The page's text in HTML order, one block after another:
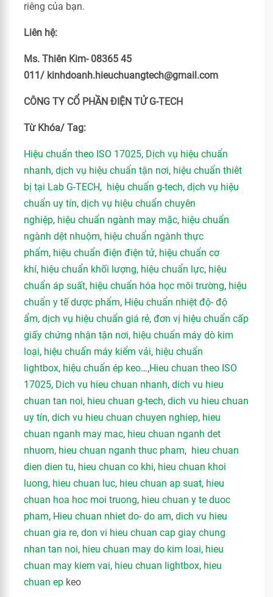
riêng của bạn.
Liên hệ:
Ms. Thiên Kim- 08365 45
011/ kinhdoanh.hieuchuangtech@gmail.com
CÔNG TY CỔ PHẦN ĐIỆN TỬ G-TECH
Từ Khóa/ Tag:
Hiệu chuẩn theo ISO 17025, Dịch vụ hiệu chuẩn
nhanh, dịch vụ hiệu chuẩn tận nơi, hiệu chuẩn thiêt
bị tại Lab G-TECH, hiệu chuẩn g-tech, dịch vụ hiệu
chuẩn uy tín, dịch vụ hiệu chuẩn chuyên
nghiệp, hiệu chuẩn ngành may mặc, hiệu chuẩn
ngành dệt nhuộm, hiệu chuẩn ngành thực
phẩm, hiệu chuẩn điện điện tử, hiệu chuẩn cơ
khí, hiệu chuẩn khối lượng, hiệu chuẩn lực, hiệu
chuẩn áp suất, hiệu chuẩn hóa học môi trường, hiệu
chuẩn y tế dược phẩm, Hiệu chuẩn nhiệt độ- độ
ẩm, dịch vụ hiệu chuẩn giá rẻ, đơn vị hiệu chuẩn cấp
giấy chứng nhận tận nơi, hiệu chuẩn máy dò kim
loại, hiệu chuẩn máy kiểm vải, hiệu chuẩn
lightbox, hiệu chuẩn ép keo…,Hieu chuan theo ISO
17025, Dich vu hieu chuan nhanh, dich vu hieu
chuan tan noi, hieu chuan g-tech, dich vu hieu chuan
uy tín, dich vu hieu chuan chuyen nghiep, hieu
chuan nganh may mac, hieu chuan nganh det
nhuom, hieu chuan nganh thuc pham, hieu chuan
dien dien tu, hieu chuan co khi, hieu chuan khoi
luong, hieu chuan luc, hieu chuan ap suat, hieu
chuan hoa hoc moi truong, hieu chuan y te duoc
pham, Hieu chuan nhiet do- do am, dich vu hieu
chuan gia re, don vi hieu chuan cap giay chung
nhan tan noi, hieu chuan may do kim loai, hieu
chuan may kiem vai, hieu chuan lightbox, hieu
chuan ep keo